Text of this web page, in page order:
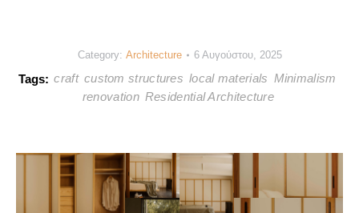
Category: Architecture 6 Αυγούστου, 2025
Tags: craft custom structures local materials Minimalism
renovation Residential Architecture